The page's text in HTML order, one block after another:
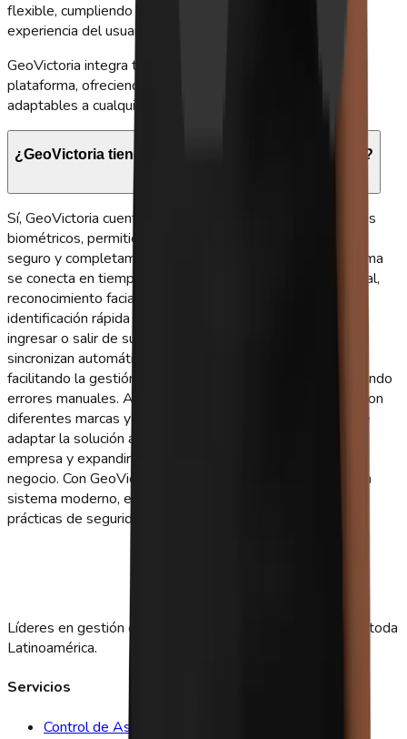
flexible, cumpliendo con las normativas y mejorando la
experiencia del usuario.
GeoVictoria integra todas estas opciones en una sola
plataforma, ofreciendo soluciones escalables, seguras y
adaptables a cualquier rubro o tamaño de empresa.
¿GeoVictoria tiene integración con reloj biométrico?
Sí, GeoVictoria cuenta con integración avanzada con relojes
biométricos, permitiendo un control de asistencia preciso,
seguro y completamente automatizado. Nuestra plataforma
se conecta en tiempo real con dispositivos de huella digital,
reconocimiento facial y lectores de palma, asegurando la
identificación rápida y confiable de cada colaborador al
ingresar o salir de sus turnos. Todas las marcaciones se
sincronizan automáticamente con la nube de GeoVictoria,
facilitando la gestión centralizada de la información y evitando
errores manuales. Además, la integración es compatible con
diferentes marcas y modelos de hardware, lo que permite
adaptar la solución a las necesidades particulares de cada
empresa y expandir el sistema según el crecimiento del
negocio. Con GeoVictoria, puedes ofrecer a tus equipos un
sistema moderno, eficiente y alineado con las mejores
prácticas de seguridad y control laboral.
Líderes en gestión de asistencia y control de personal en toda
Latinoamérica.
Servicios
Control de Asistencia